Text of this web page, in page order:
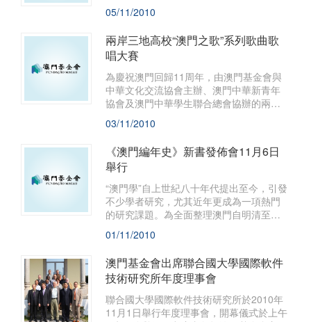
05/11/2010
兩岸三地高校“澳門之歌”系列歌曲歌
唱大賽
為慶祝澳門回歸11周年，由澳門基金會與
中華文化交流協會主辦、澳門中華新青年
協會及澳門中華學生聯合總會協辦的兩岸
三地高校“澳門之歌”系列歌曲歌唱大賽將於
10月至12月舉行。
03/11/2010
《澳門編年史》新書發佈會11月6日
舉行
“澳門學”自上世紀八十年代提出至今，引發
不少學者研究，尤其近年更成為一項熱門
的研究課題。為全面整理澳門自明清至民
國長達450年的歷史資料，由澳門基金會資
助並策劃，吳志良、湯開建、金國平主編
的六卷本《澳門編年史》經已由廣東人民
出版社出版。
01/11/2010
澳門基金會出席聯合國大學國際軟件
技術研究所年度理事會
聯合國大學國際軟件技術研究所於2010年
11月1日舉行年度理事會，開幕儀式於上午